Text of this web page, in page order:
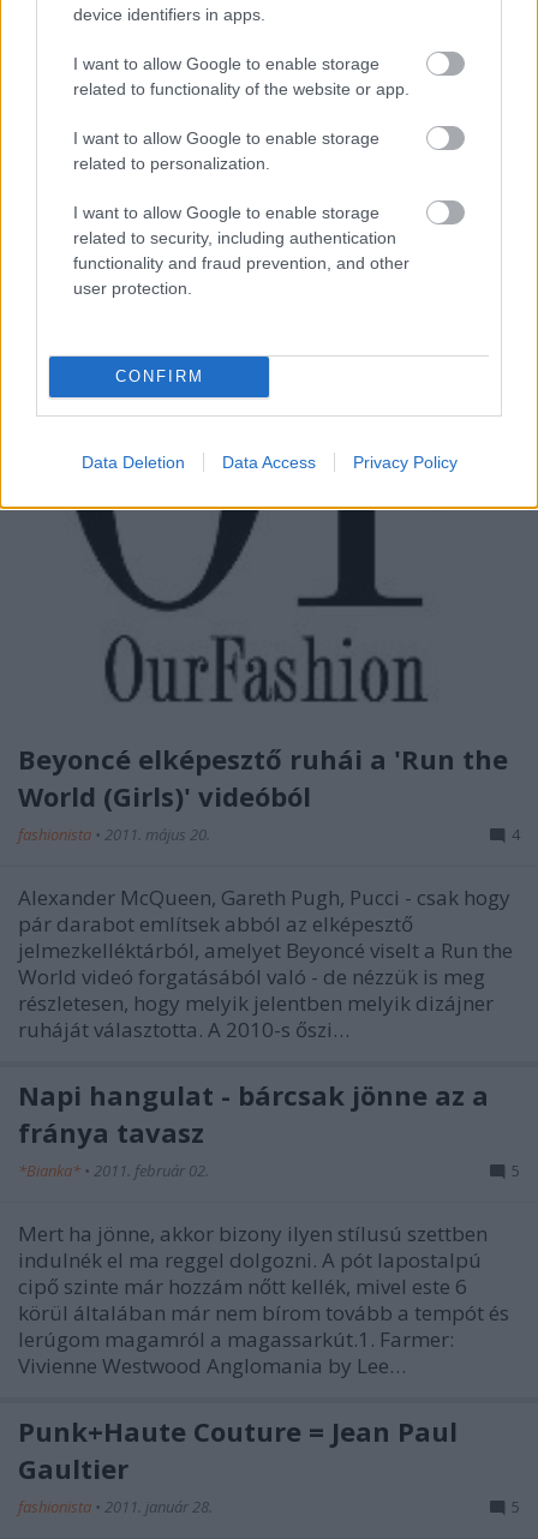
device identifiers in apps.
I want to allow Google to enable storage
related to functionality of the website or app.
I want to allow Google to enable storage
related to personalization.
I want to allow Google to enable storage
related to security, including authentication
functionality and fraud prevention, and other
user protection.
CONFIRM
Data Deletion Data Access Privacy Policy
A Telegraph divat részlege kiadott egy toplistát,
amin azok az haute couture ruhák szerepelnek,
amiért akár a fél karjukat is odaadnák. A lista nem
képek szemet gyönyörködtetőek és érdemes végig
bogarászni őket.1. Elie Saab - azt…
Beyoncé elképesztő ruhái a 'Run the
World (Girls)' videóból
fashionista • 2011. május 20. 4
Alexander McQueen, Gareth Pugh, Pucci - csak hogy
pár darabot említsek abból az elképesztő
jelmezkelléktárból, amelyet Beyoncé viselt a Run the
World videó forgatásából való - de nézzük is meg
részletesen, hogy melyik jelentben melyik dizájner
ruháját választotta. A 2010-s őszi…
Napi hangulat - bárcsak jönne az a
fránya tavasz
*Bianka* • 2011. február 02. 5
Mert ha jönne, akkor bizony ilyen stílusú szettben
indulnék el ma reggel dolgozni. A pót lapostalpú
cipő szinte már hozzám nőtt kellék, mivel este 6
körül általában már nem bírom tovább a tempót és
lerúgom magamról a magassarkút.1. Farmer:
Vivienne Westwood Anglomania by Lee…
Punk+Haute Couture = Jean Paul
Gaultier
fashionista • 2011. január 28. 5